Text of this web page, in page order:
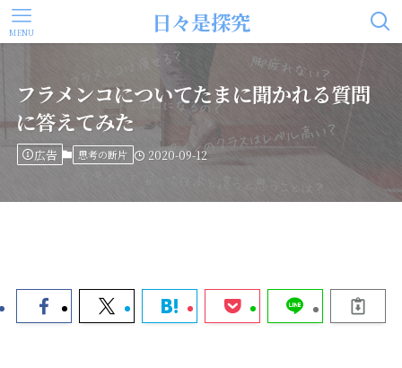
日々是探究
MENU
フラメンコについてたまに聞かれる質問
に答えてみた
広告 思考の断片 2020-09-12